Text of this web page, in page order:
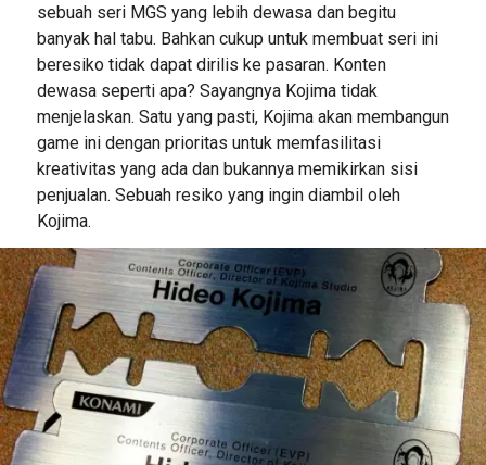
sebuah seri MGS yang lebih dewasa dan begitu
banyak hal tabu. Bahkan cukup untuk membuat seri ini
beresiko tidak dapat dirilis ke pasaran. Konten
dewasa seperti apa? Sayangnya Kojima tidak
menjelaskan. Satu yang pasti, Kojima akan membangun
game ini dengan prioritas untuk memfasilitasi
kreativitas yang ada dan bukannya memikirkan sisi
penjualan. Sebuah resiko yang ingin diambil oleh
Kojima.